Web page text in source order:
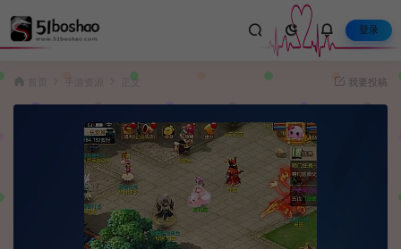
登录
手游资源 正文 我要投稿